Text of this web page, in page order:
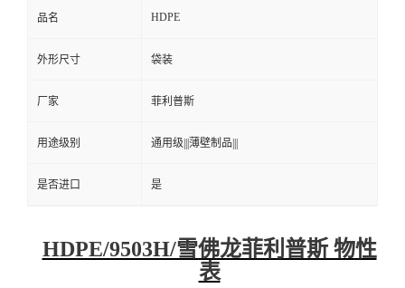
品名 HDPE
外形尺寸 袋装
厂家 菲利普斯
用途级别 通用级|||薄壁制品|||
是否进口 是
HDPE/9503H/雪佛龙菲利普斯 物性
表